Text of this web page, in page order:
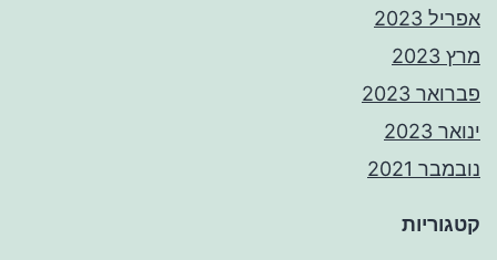
אפריל 2023
מרץ 2023
פברואר 2023
ינואר 2023
נובמבר 2021
קטגוריות